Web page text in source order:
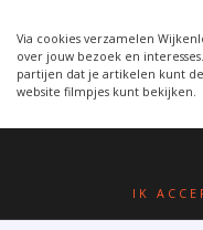
Via cookies verzamelen
over jouw bezoek en
partijen dat je artikelen kunt
website filmpjes kunt bekijken.
IK
een week verplaatst
warmte.lees hier